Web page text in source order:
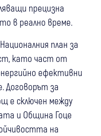
прецизна
в реално време.
план за
като част от
ефективни
Договорът за
е сключен между
и Община Гоце
на